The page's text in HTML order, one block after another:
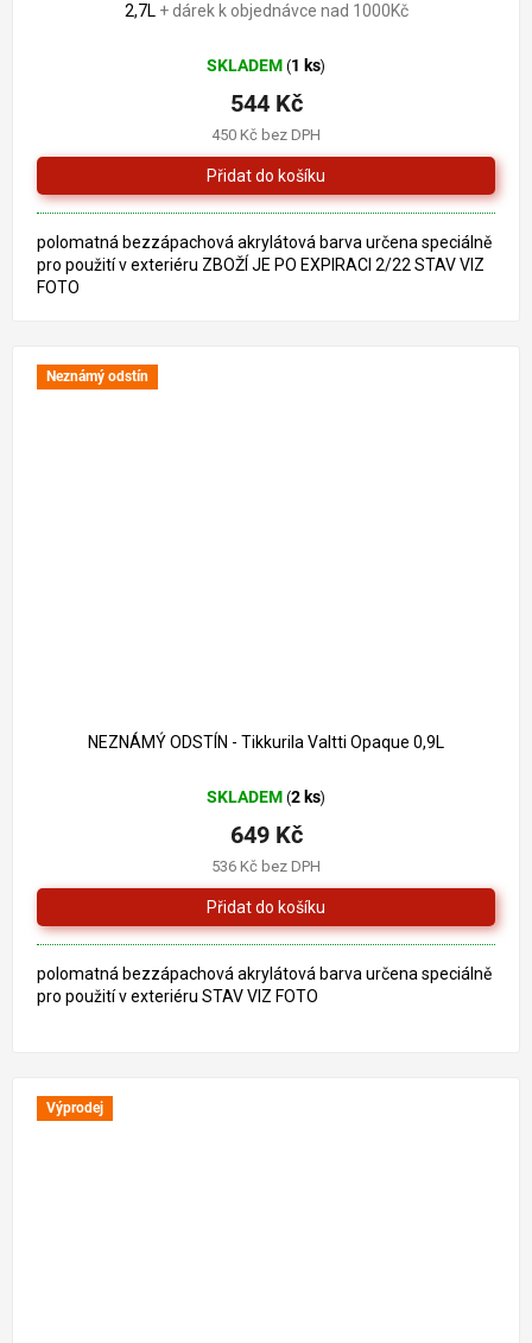
2,7L + dárek k objednávce nad 1000Kč
SKLADEM (1 ks)
450 Kč bez DPH
544 Kč
polomatná bezzápachová akrylátová barva určena speciálně
pro použití v exteriéru ZBOŽÍ JE PO EXPIRACI 2/22 STAV VIZ
FOTO
Neznámý odstín
NEZNÁMÝ ODSTÍN - Tikkurila Valtti Opaque 0,9L
SKLADEM (2 ks)
536 Kč bez DPH
649 Kč
polomatná bezzápachová akrylátová barva určena speciálně
pro použití v exteriéru STAV VIZ FOTO
Výprodej